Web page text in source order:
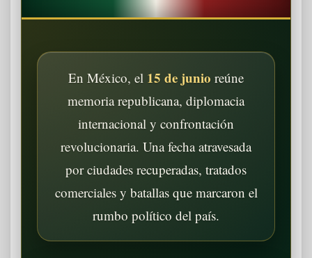
En México, el 15 de junio reúne
memoria republicana, diplomacia
internacional y confrontación
revolucionaria. Una fecha atravesada
por ciudades recuperadas, tratados
comerciales y batallas que marcaron el
rumbo político del país.